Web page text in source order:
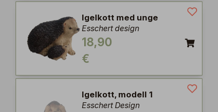
Igelkott med unge
Esschert design
18,90
€
Igelkott, modell 1
Esschert Design